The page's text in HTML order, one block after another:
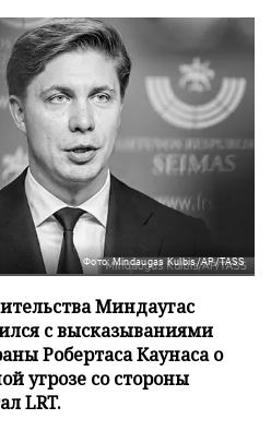
Фото: Mindaugas Kulbis/AP/TASS
Миндаугас
с высказываниями
Робертаса Каунаса о
угрозе со стороны
LRT.